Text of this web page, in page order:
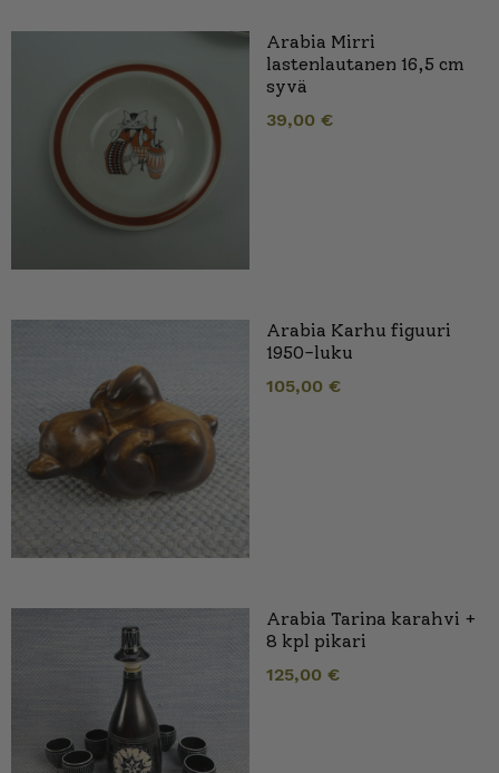
Arabia Mirri
lastenlautanen 16,5 cm
syvä
39,00 €
Arabia Karhu figuuri
1950-luku
105,00 €
Arabia Tarina karahvi +
8 kpl pikari
125,00 €